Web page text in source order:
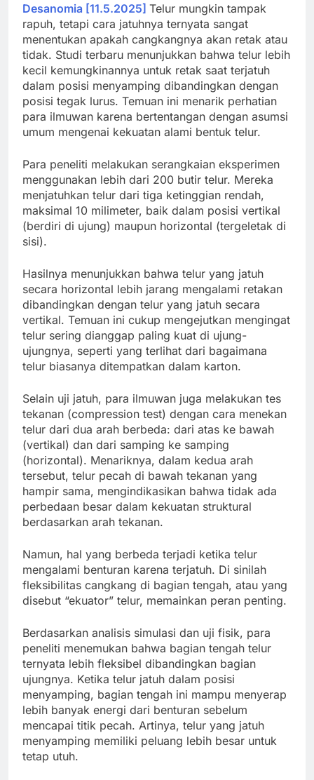
Desanomia [11.5.2025] Telur mungkin tampak
rapuh, tetapi cara jatuhnya ternyata sangat
menentukan apakah cangkangnya akan retak atau
tidak. Studi terbaru menunjukkan bahwa telur lebih
kecil kemungkinannya untuk retak saat terjatuh
dalam posisi menyamping dibandingkan dengan
posisi tegak lurus. Temuan ini menarik perhatian
para ilmuwan karena bertentangan dengan asumsi
umum mengenai kekuatan alami bentuk telur.
Para peneliti melakukan serangkaian eksperimen
menggunakan lebih dari 200 butir telur. Mereka
menjatuhkan telur dari tiga ketinggian rendah,
maksimal 10 milimeter, baik dalam posisi vertikal
(berdiri di ujung) maupun horizontal (tergeletak di
sisi).
Hasilnya menunjukkan bahwa telur yang jatuh
secara horizontal lebih jarang mengalami retakan
dibandingkan dengan telur yang jatuh secara
vertikal. Temuan ini cukup mengejutkan mengingat
telur sering dianggap paling kuat di ujung-
ujungnya, seperti yang terlihat dari bagaimana
telur biasanya ditempatkan dalam karton.
Selain uji jatuh, para ilmuwan juga melakukan tes
tekanan (compression test) dengan cara menekan
telur dari dua arah berbeda: dari atas ke bawah
(vertikal) dan dari samping ke samping
(horizontal). Menariknya, dalam kedua arah
tersebut, telur pecah di bawah tekanan yang
hampir sama, mengindikasikan bahwa tidak ada
perbedaan besar dalam kekuatan struktural
berdasarkan arah tekanan.
Namun, hal yang berbeda terjadi ketika telur
mengalami benturan karena terjatuh. Di sinilah
fleksibilitas cangkang di bagian tengah, atau yang
disebut “ekuator” telur, memainkan peran penting.
Berdasarkan analisis simulasi dan uji fisik, para
peneliti menemukan bahwa bagian tengah telur
ternyata lebih fleksibel dibandingkan bagian
ujungnya. Ketika telur jatuh dalam posisi
menyamping, bagian tengah ini mampu menyerap
lebih banyak energi dari benturan sebelum
mencapai titik pecah. Artinya, telur yang jatuh
menyamping memiliki peluang lebih besar untuk
tetap utuh.